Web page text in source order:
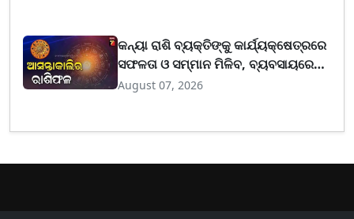
କନ୍ୟା ରାଶି ବ୍ୟକ୍ତିଙ୍କୁ କାର୍ଯ୍ୟକ୍ଷେତ୍ରରେ
ସଫଳତା ଓ ସମ୍ମାନ ମିଳିବ, ବ୍ୟବସାୟରେ
ଲାଭ ବଢ଼ିପାରେ
August 07, 2026